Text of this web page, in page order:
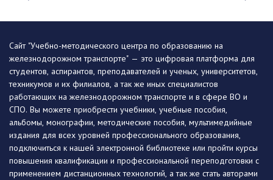
Сайт "Учебно-методического центра по образованию на
железнодорожном транспорте" — это цифровая платформа для
студентов, аспирантов, преподавателей и ученых, университетов,
техникумов и их филиалов, а так же иных специалистов
работающих на железнодорожном транспорте и в сфере ВО и
СПО. Вы можете приобрести учебники, учебные пособия,
альбомы, монографии, методические пособия, мультимедийные
издания для всех уровней профессионального образования,
подключиться к нашей электронной библиотеке или пройти курсы
повышения квалификации и профессиональной переподготовки с
применением дистанционных технологий, а так же стать авторами